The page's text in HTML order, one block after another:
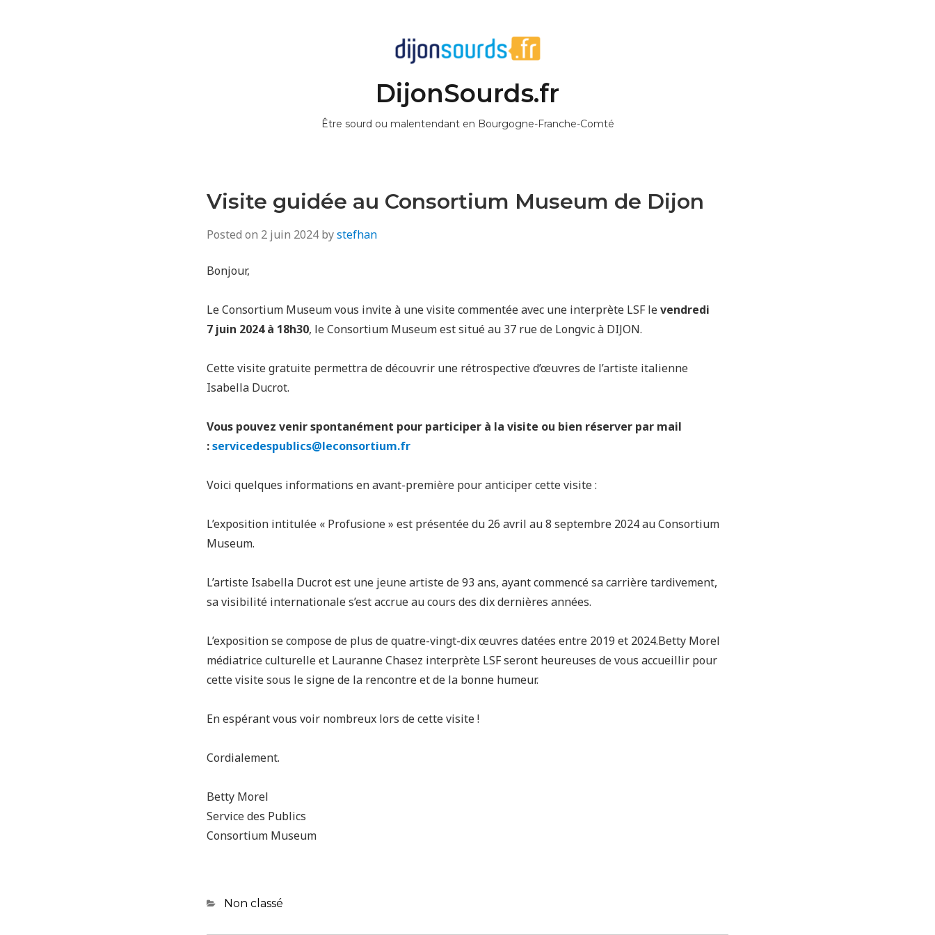
DijonSourds.fr
Être sourd ou malentendant en Bourgogne-Franche-Comté
Visite guidée au Consortium Museum de Dijon
Posted on 2 juin 2024 bystefhan
Bonjour,
Le Consortium Museum vous invite à une visite commentée avec une interprète LSF levendredi
7 juin 2024 à 18h30, le Consortium Museum est situé au 37 rue de Longvic à DIJON.
Cette visite gratuite permettra de découvrir une rétrospective d’œuvres de l’artiste italienne
Isabella Ducrot.
Vous pouvez venir spontanément pour participer à la visite ou bien réserver par mail
:servicedespublics@leconsortium.fr
Voici quelques informations en avant-première pour anticiper cette visite :
L’exposition intitulée « Profusione » est présentée du 26 avril au 8 septembre 2024 au Consortium
Museum.
L’artiste Isabella Ducrot est une jeune artiste de 93 ans, ayant commencé sa carrière tardivement,
sa visibilité internationale s’est accrue au cours des dix dernières années.
L’exposition se compose de plus de quatre-vingt-dix œuvres datées entre 2019 et 2024.Betty Morel
médiatrice culturelle et Lauranne Chasez interprète LSF seront heureuses de vous accueillir pour
cette visite sous le signe de la rencontre et de la bonne humeur.
En espérant vous voir nombreux lors de cette visite !
Cordialement.
Betty Morel
Service des Publics
Consortium Museum
Categories
Non classé